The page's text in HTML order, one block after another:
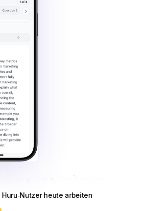
Huru‑Nutzer heute arbeiten